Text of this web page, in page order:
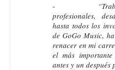
-
profesionales,
hasta todos los
de GoGo Music,
renacer en mi
el más
antes y un